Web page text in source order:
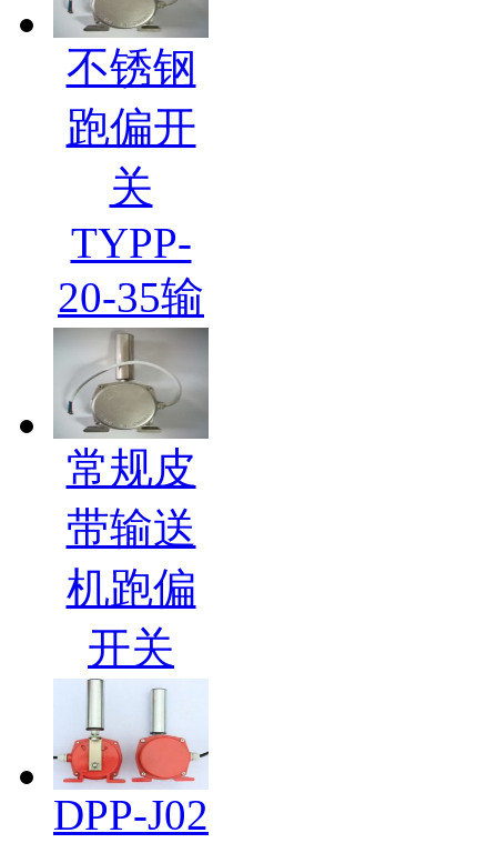
不锈钢
跑偏开
关
TYPP-
20-35输
常规皮
带输送
机跑偏
开关
DPP-J02